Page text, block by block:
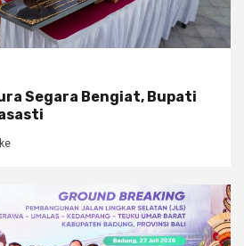
Segara Bengiat, Bupati